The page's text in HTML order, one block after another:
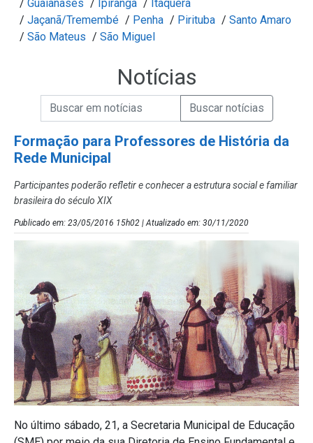
/ Guaianases / Ipiranga / Itaquera
/ Jaçanã/Tremembé / Penha / Pirituba / Santo Amaro
/ São Mateus / São Miguel
Notícias
Campo de Busca de Notícias
Campo de Busca de informaçõesEnviar a Busca de Notícias
Formação para Professores de História da
Rede Municipal
Participantes poderão refletir e conhecer a estrutura social e familiar
brasileira do século XIX
Publicado em: 23/05/2016 15h02 | Atualizado em: 30/11/2020
No último sábado, 21, a Secretaria Municipal de Educação